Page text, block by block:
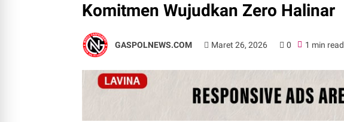
Komitmen Wujudkan Zero Halinar
GASPOLNEWS.COM Maret 26, 2026 0 1 min read